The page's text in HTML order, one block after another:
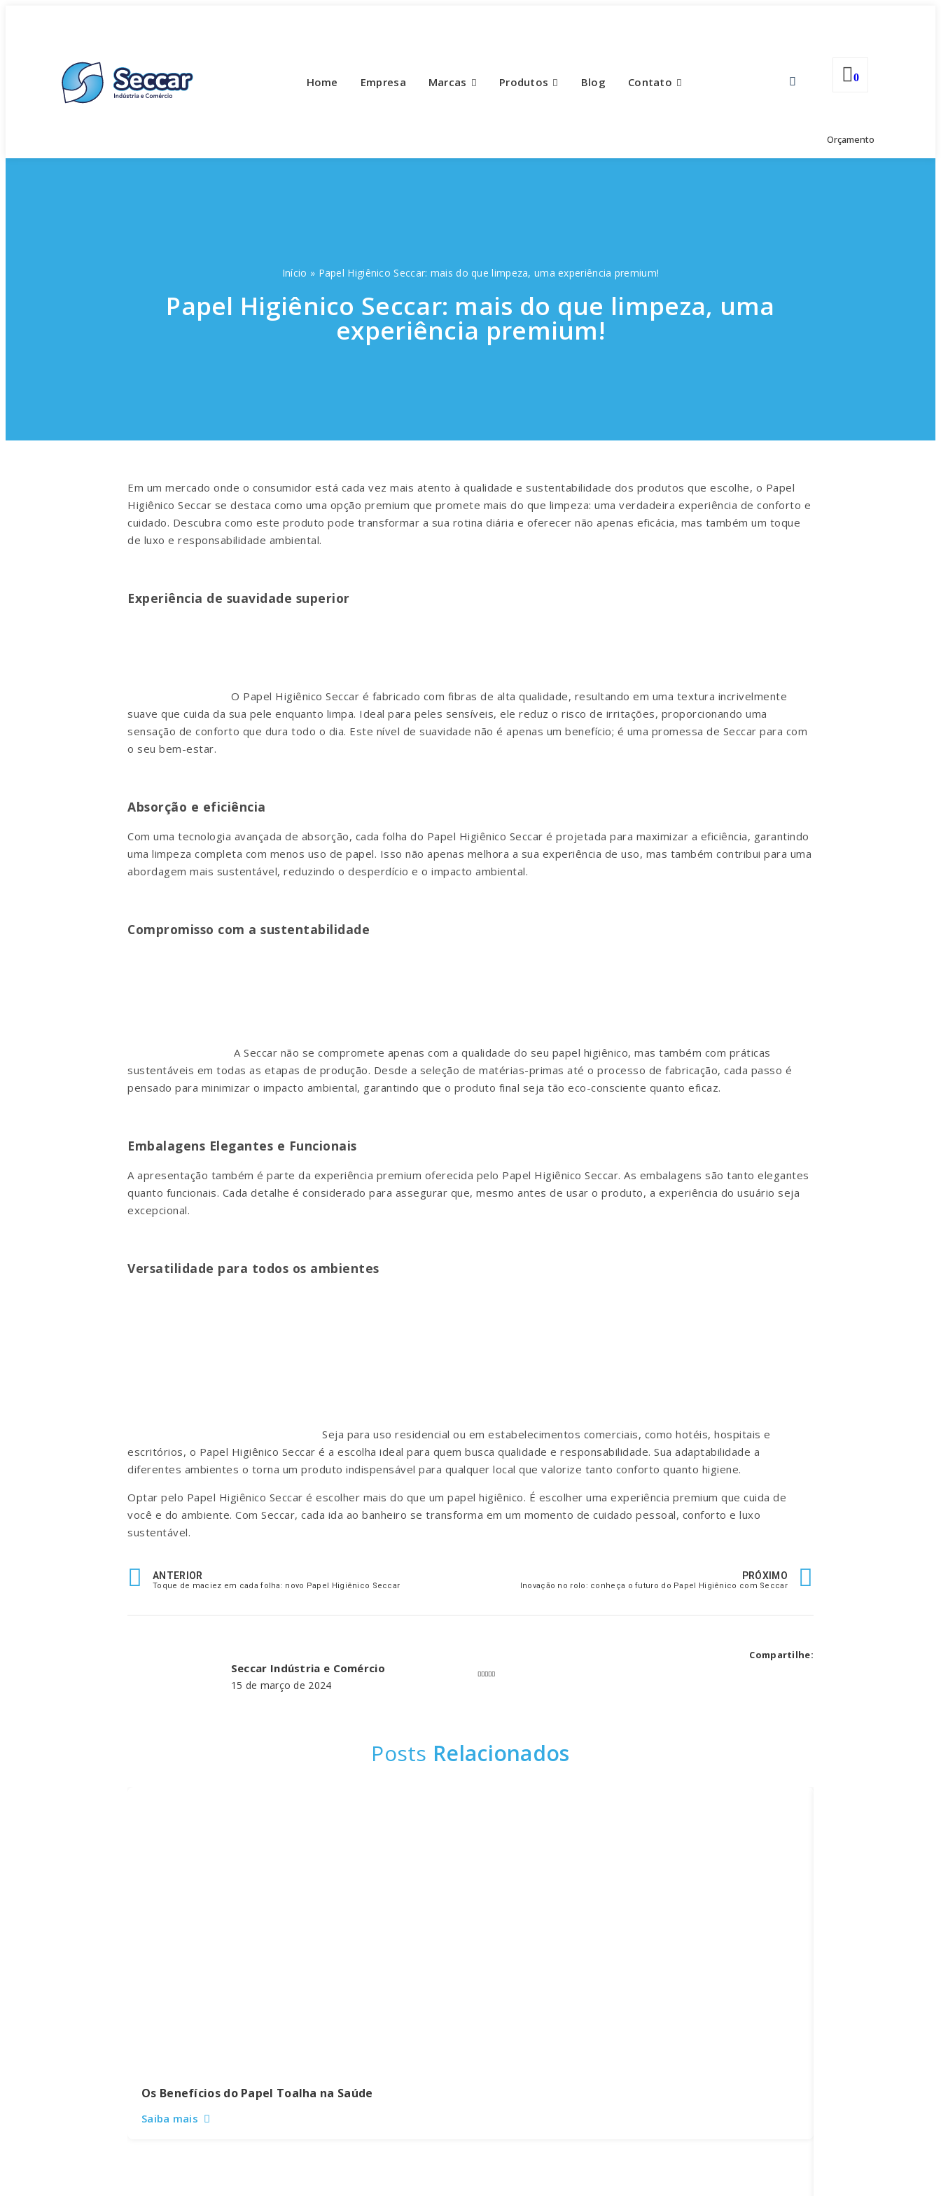
Home Empresa Marcas Produtos Blog Contato 0
Orçamento
Início » Papel Higiênico Seccar: mais do que limpeza, uma experiência premium!
Papel Higiênico Seccar: mais do que limpeza, uma
experiência premium!
Em um mercado onde o consumidor está cada vez mais atento à qualidade e sustentabilidade dos produtos que escolhe, o Papel
Higiênico Seccar se destaca como uma opção premium que promete mais do que limpeza: uma verdadeira experiência de conforto e
cuidado. Descubra como este produto pode transformar a sua rotina diária e oferecer não apenas eficácia, mas também um toque
de luxo e responsabilidade ambiental.
Experiência de suavidade superior
O Papel Higiênico Seccar é fabricado com fibras de alta qualidade, resultando em uma textura incrivelmente
suave que cuida da sua pele enquanto limpa. Ideal para peles sensíveis, ele reduz o risco de irritações, proporcionando uma
sensação de conforto que dura todo o dia. Este nível de suavidade não é apenas um benefício; é uma promessa de Seccar para com
o seu bem-estar.
Absorção e eficiência
Com uma tecnologia avançada de absorção, cada folha do Papel Higiênico Seccar é projetada para maximizar a eficiência, garantindo
uma limpeza completa com menos uso de papel. Isso não apenas melhora a sua experiência de uso, mas também contribui para uma
abordagem mais sustentável, reduzindo o desperdício e o impacto ambiental.
Compromisso com a sustentabilidade
A Seccar não se compromete apenas com a qualidade do seu papel higiênico, mas também com práticas
sustentáveis em todas as etapas de produção. Desde a seleção de matérias-primas até o processo de fabricação, cada passo é
pensado para minimizar o impacto ambiental, garantindo que o produto final seja tão eco-consciente quanto eficaz.
Embalagens Elegantes e Funcionais
A apresentação também é parte da experiência premium oferecida pelo Papel Higiênico Seccar. As embalagens são tanto elegantes
quanto funcionais. Cada detalhe é considerado para assegurar que, mesmo antes de usar o produto, a experiência do usuário seja
excepcional.
Versatilidade para todos os ambientes
Seja para uso residencial ou em estabelecimentos comerciais, como hotéis, hospitais e
escritórios, o Papel Higiênico Seccar é a escolha ideal para quem busca qualidade e responsabilidade. Sua adaptabilidade a
diferentes ambientes o torna um produto indispensável para qualquer local que valorize tanto conforto quanto higiene.
Optar pelo Papel Higiênico Seccar é escolher mais do que um papel higiênico. É escolher uma experiência premium que cuida de
você e do ambiente. Com Seccar, cada ida ao banheiro se transforma em um momento de cuidado pessoal, conforto e luxo
sustentável.
ANTERIOR
Toque de maciez em cada folha: novo Papel Higiênico Seccar
PRÓXIMO
Inovação no rolo: conheça o futuro do Papel Higiênico com Seccar
Seccar Indústria e Comércio
15 de março de 2024
Compartilhe:
Posts Relacionados
Os Benefícios do Papel Toalha na Saúde
Saiba mais